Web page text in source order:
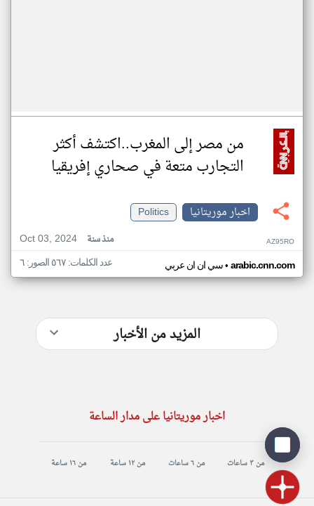
من مصر إلى المغرب..اكتشف أكثر
التجارب متعة في صحاري إفريقيا
اخبار موريتانيا
Politics
Oct 03, 2024
منذ سنة AZ95RO
سي ان ان عربي• arabic.cnn.com عدد الكلمات: ٥٦٧ الصور: ٦
المزيد من الأخبار
اخبار موريتانيا على مدار الساعة
من ٣ ساعات من ٦ ساعات من ١٢ ساعة من ١٦ ساعة